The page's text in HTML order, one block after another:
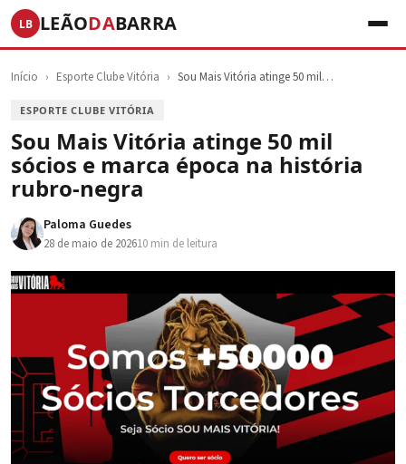
LB LEÃODABARRA
Início › Esporte Clube Vitória › Sou Mais Vitória atinge 50 mil…
ESPORTE CLUBE VITÓRIA
Sou Mais Vitória atinge 50 mil
sócios e marca época na história
rubro-negra
Paloma Guedes
28 de maio de 202610 min de leitura